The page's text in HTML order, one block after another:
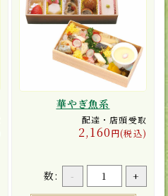
華やぎ魚系
配達・店頭受取
2,160円(税込)
数: - +